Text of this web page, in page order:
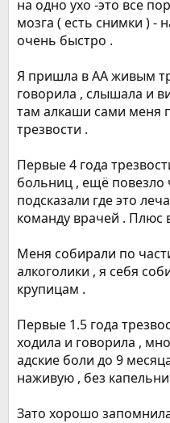
на одно ухо -это все
мозга ( есть снимки ) -
очень быстро .
Я пришла в АА живым
говорила , слышала и
там алкаши сами меня
трезвости .
Первые 4 года
больниц , ещё повезло
подсказали где это
команду врачей . Плюс
Меня собирали по
алкоголики , я себя
крупицам .
Первые 1.5 года
ходила и говорила ,
адские боли до 9
наживую , без
Зато хорошо